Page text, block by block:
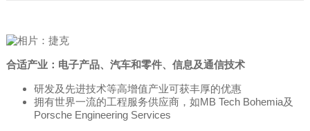
合适产业：电子产品、汽车和零件、信息及通信技术
研发及先进技术等高增值产业可获丰厚的优惠
拥有世界一流的工程服务供应商，如MB Tech Bohemia及
Porsche Engineering Services